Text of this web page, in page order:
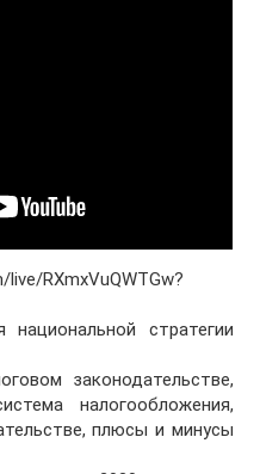
RXmxVuQWTGw?
национальной стратегии
законодательстве,
налогообложения,
плюсы и минусы